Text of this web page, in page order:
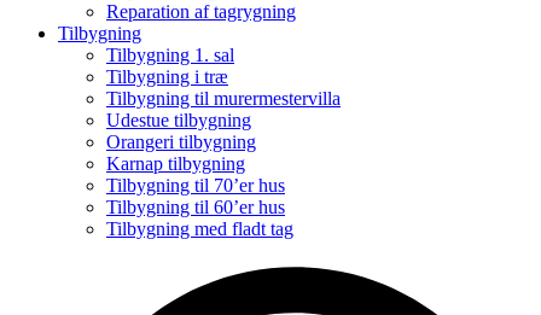
Reparation af tagrygning
Tilbygning
Tilbygning 1. sal
Tilbygning i træ
Tilbygning til murermestervilla
Udestue tilbygning
Orangeri tilbygning
Karnap tilbygning
Tilbygning til 70’er hus
Tilbygning til 60’er hus
Tilbygning med fladt tag